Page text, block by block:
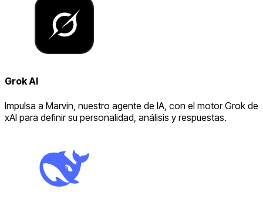
Grok AI
Impulsa a Marvin, nuestro agente de IA, con el motor Grok de
xAI para definir su personalidad, análisis y respuestas.